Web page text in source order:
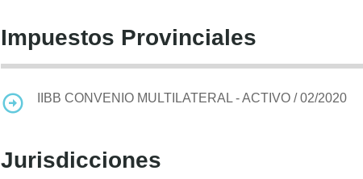
Impuestos Provinciales
IIBB CONVENIO MULTILATERAL - ACTIVO /02/2020
Jurisdicciones